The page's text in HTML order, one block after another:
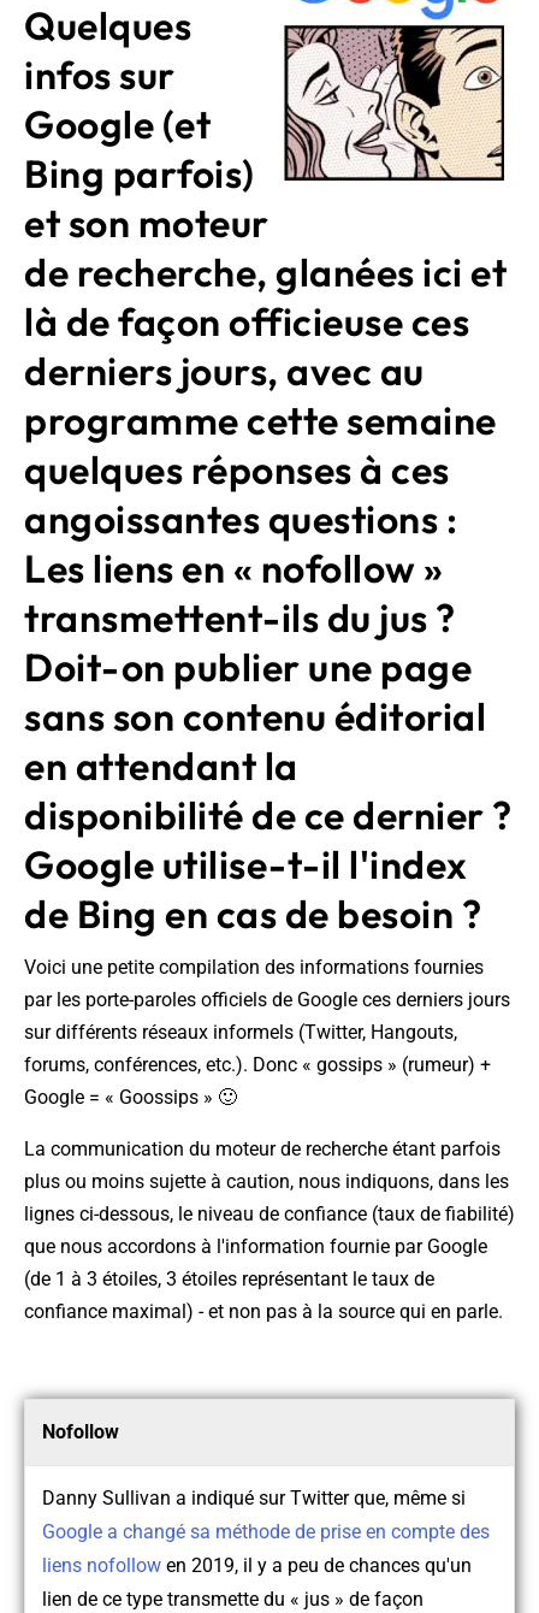
Quelques
infos sur
Google (et
Bing parfois)
et son moteur
de recherche, glanées ici et
là de façon officieuse ces
derniers jours, avec au
programme cette semaine
quelques réponses à ces
angoissantes questions :
Les liens en « nofollow »
transmettent-ils du jus ?
Doit-on publier une page
sans son contenu éditorial
en attendant la
disponibilité de ce dernier ?
Google utilise-t-il l'index
de Bing en cas de besoin ?
Voici une petite compilation des informations fournies
par les porte-paroles officiels de Google ces derniers jours
sur différents réseaux informels (Twitter, Hangouts,
forums, conférences, etc.). Donc « gossips » (rumeur) +
Google = « Goossips » 🙂
La communication du moteur de recherche étant parfois
plus ou moins sujette à caution, nous indiquons, dans les
lignes ci-dessous, le niveau de confiance (taux de fiabilité)
que nous accordons à l'information fournie par Google
(de 1 à 3 étoiles, 3 étoiles représentant le taux de
confiance maximal) - et non pas à la source qui en parle.
Nofollow
Danny Sullivan a indiqué sur Twitter que, même si
Google a changé sa méthode de prise en compte des
liens nofollowen 2019, il y a peu de chances qu'un
lien de ce type transmette du « jus » de façon